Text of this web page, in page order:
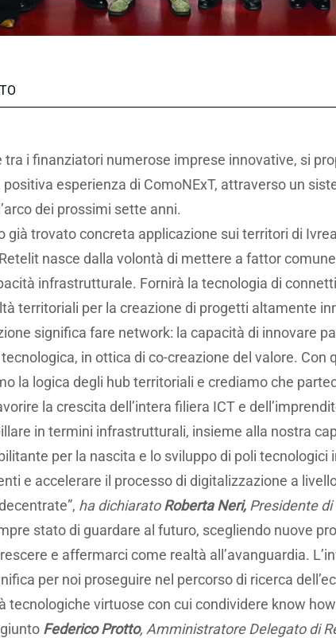
tra i finanziatori numerose imprese innovative, si
positiva esperienza di ComoNExT, attraverso un
dei prossimi sette anni.
già trovato concreta applicazione sui territori di
nasce dalla volontà di mettere a fattor
infrastrutturale. Fornirà la tecnologia di
territoriali per la creazione di progetti altamente
significa fare network: la capacità di innovare
in ottica di co-creazione del valore. Con
la logica degli hub territoriali e crediamo che
la crescita dell’intera filiera ICT e
in termini infrastrutturali, insieme alla nostra
per la nascita e lo sviluppo di poli tecnologici
e accelerare il processo di digitalizzazione a
ha dichiaratoRoberta Neri, Presidente di
stato di guardare al futuro, scegliendo nuove
e affermarci come realtà all’avanguardia.
per noi proseguire nel percorso di ricerca
tecnologiche virtuose con cui condividere know
Federico Protto, Amministratore Delegato di